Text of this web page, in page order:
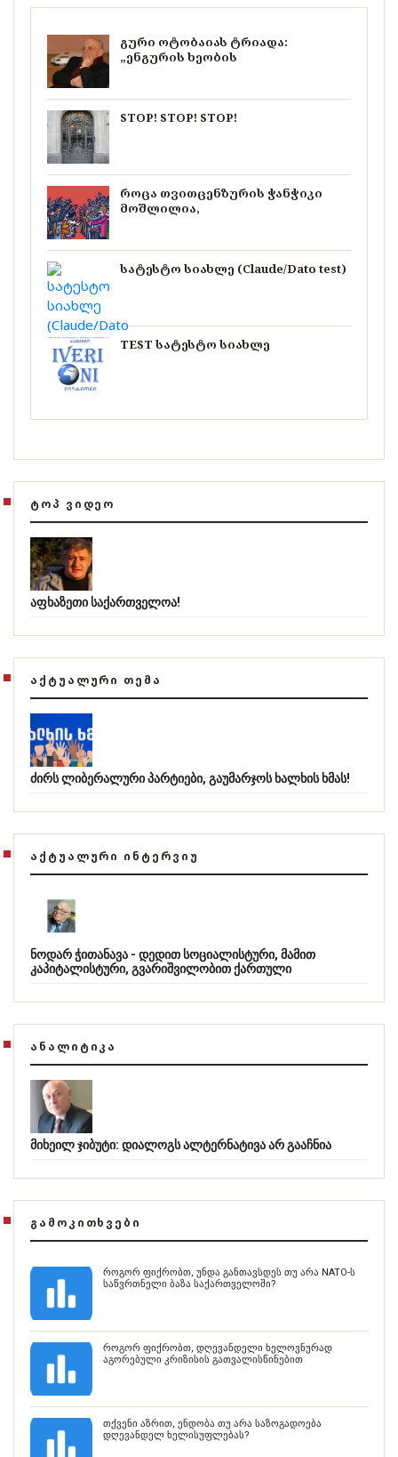
გური ოტობაიას ტრიადა:
„ენგურის ხეობის
STOP! STOP! STOP!
როცა თვითცენზურის ჭანჭიკი
მოშლილია,
სატესტო სიახლე (Claude/Dato test)
TEST სატესტო სიახლე
ᲢᲝᲞ ᲕᲘᲓᲔᲝ
აფხაზეთი საქართველოა!
ᲐᲥᲢᲣᲐᲚᲣᲠᲘ ᲗᲔᲛᲐ
ძირს ლიბერალური პარტიები, გაუმარჯოს ხალხის ხმას!
ᲐᲥᲢᲣᲐᲚᲣᲠᲘ ᲘᲜᲢᲔᲠᲕᲘᲣ
ნოდარ ჭითანავა - დედით სოციალისტური, მამით
კაპიტალისტური, გვარიშვილობით ქართული
ᲐᲜᲐᲚᲘᲢᲘᲙᲐ
მიხეილ ჯიბუტი: დიალოგს ალტერნატივა არ გააჩნია
ᲒᲐᲛᲝᲙᲘᲗᲮᲕᲔᲑᲘ
როგორ ფიქრობთ, უნდა განთავსდეს თუ არა NATO-ს
საწვრთნელი ბაზა საქართველოში?
როგორ ფიქრობთ, დღევანდელი ხელოვნურად
აგორებული კრიზისის გათვალისწინებით
თქვენი აზრით, ენდობა თუ არა საზოგადოება
დღევანდელ ხელისუფლებას?